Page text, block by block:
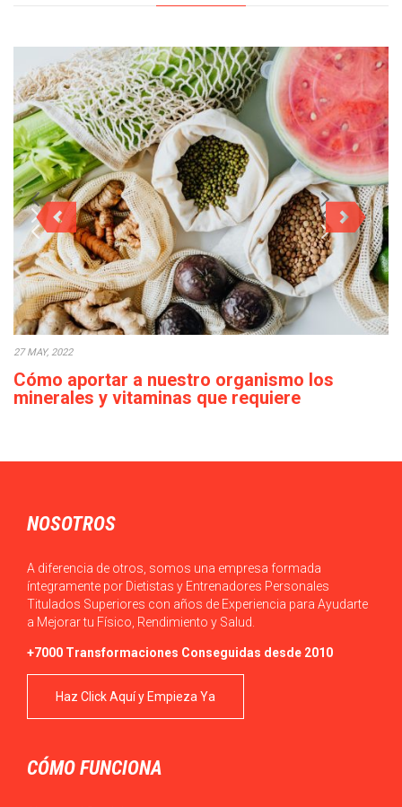
27 MAY, 2022
Cómo aportar a nuestro organismo los
minerales y vitaminas que requiere
NOSOTROS
A diferencia de otros, somos una empresa formada
íntegramente por Dietistas y Entrenadores Personales
Titulados Superiores con años de Experiencia para Ayudarte
a Mejorar tu Físico, Rendimiento y Salud.
+7000 Transformaciones Conseguidas desde 2010
Haz Click Aquí y Empieza Ya
CÓMO FUNCIONA